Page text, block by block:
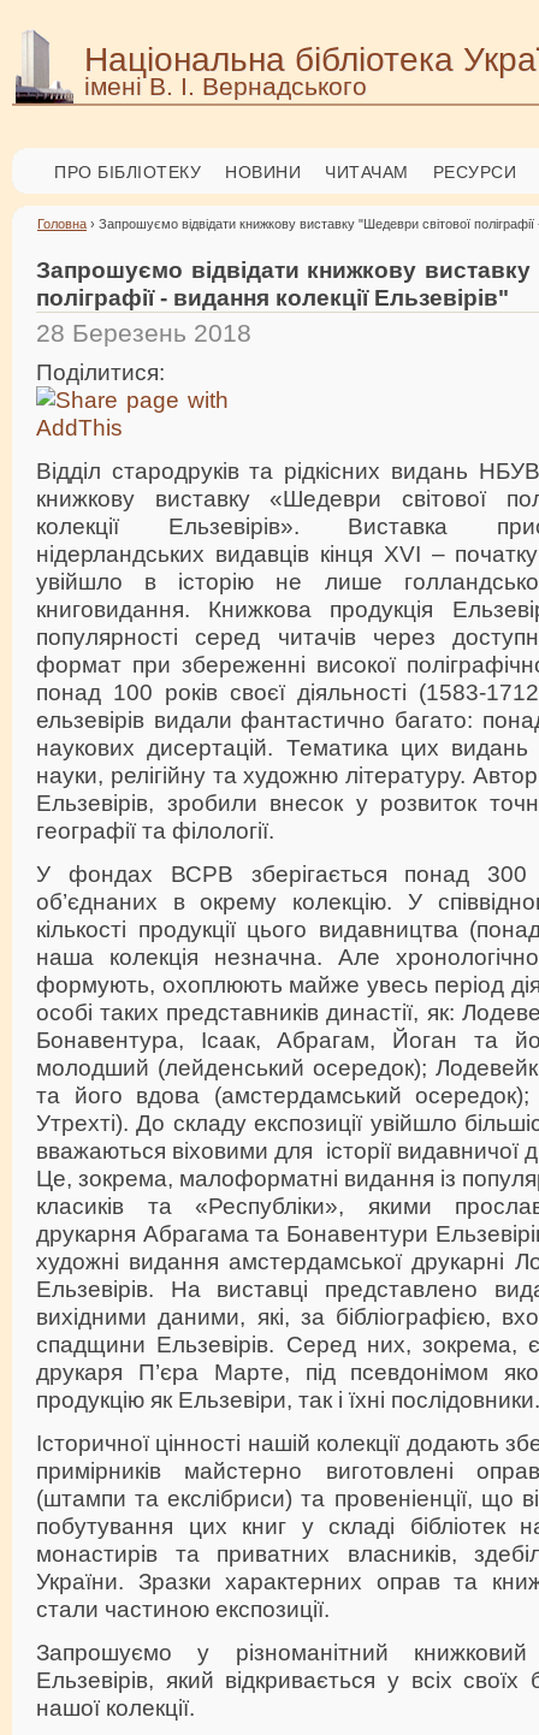
Національна бібліотека
імені В. І. Вернадського
ПРО БІБЛІОТЕКУ НОВИНИ ЧИТАЧАМ РЕСУРСИ
Головна › Запрошуємо відвідати книжкову виставку "Шедеври світової поліграфії
Запрошуємо відвідати книжкову
поліграфії - видання колекції Ельзевірів"
28 Березень 2018
Поділитися:
Відділ стародруків та рідкісних видань
книжкову виставку «Шедеври світової
колекції Ельзевірів». Виставка
нідерландських видавців кінця XVI –
увійшло в історію не лише
книговидання. Книжкова продукція
популярності серед читачів через
формат при збереженні високої
понад 100 років своєї діяльності (1583-
ельзевірів видали фантастично багато:
наукових дисертацій. Тематика цих
науки, релігійну та художню літературу.
Ельзевірів, зробили внесок у розвиток
географії та філології.
У фондах ВСРВ зберігається понад 300
об’єднаних в окрему колекцію. У
кількості продукції цього видавництва
наша колекція незначна. Але
формують, охоплюють майже увесь період
особі таких представників династії, як:
Бонавентура, Ісаак, Абрагам, Йоган та
молодший (лейденський осередок);
та його вдова (амстердамський
Утрехті). До складу експозиції увійшло
вважаються віховими для історії видавничої
Це, зокрема, малоформатні видання із
класиків та «Республіки», якими
друкарня Абрагама та Бонавентури
художні видання амстердамської друкарні
Ельзевірів. На виставці представлено
вихідними даними, які, за бібліографією,
спадщини Ельзевірів. Серед них, зокрема,
друкаря П’єра Марте, під псевдонімом
продукцію як Ельзевіри, так і їхні послідовники.
Історичної цінності нашій колекції додають
примірників майстерно виготовлені
(штампи та екслібриси) та провеніенції, що
побутування цих книг у складі бібліотек
монастирів та приватних власників,
України. Зразки характерних оправ та
стали частиною експозиції.
Запрошуємо у різноманітний
Ельзевірів, який відкривається у всіх
нашої колекції.